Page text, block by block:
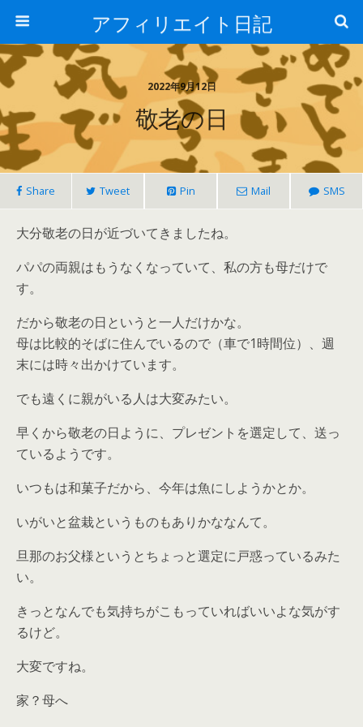
アフィリエイト日記
2022年9月12日
敬老の日
Share Tweet Pin Mail SMS
大分敬老の日が近づいてきましたね。
パパの両親はもうなくなっていて、私の方も母だけで
す。
だから敬老の日というと一人だけかな。
母は比較的そばに住んでいるので（車で1時間位）、週
末には時々出かけています。
でも遠くに親がいる人は大変みたい。
早くから敬老の日ように、プレゼントを選定して、送っ
ているようです。
いつもは和菓子だから、今年は魚にしようかとか。
いがいと盆栽というものもありかななんて。
旦那のお父様というとちょっと選定に戸惑っているみた
い。
きっとなんでも気持ちがこもっていればいいよな気がす
るけど。
大変ですね。
家？母へ